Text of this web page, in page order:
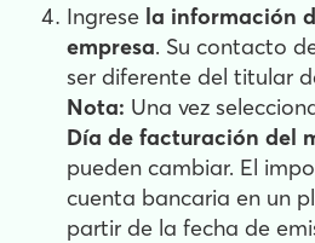
Ingrese la información
empresa. Su contacto
ser diferente del titular
Nota: Una vez
Día de facturación del
pueden cambiar. El
cuenta bancaria en un
partir de la fecha de